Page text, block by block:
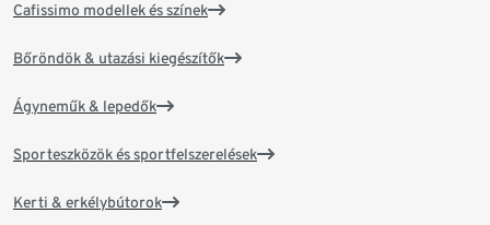
Cafissimo modellek és színek
Bőröndök & utazási kiegészítők
Ágyneműk & lepedők
Sporteszközök és sportfelszerelések
Kerti & erkélybútorok